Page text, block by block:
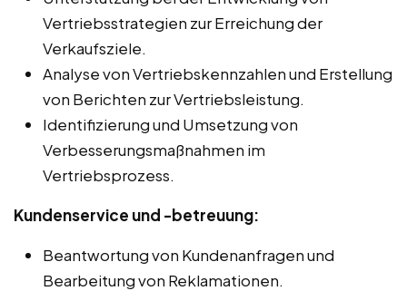
Vertriebsstrategien zur Erreichung der
Verkaufsziele.
Analyse von Vertriebskennzahlen und Erstellung
von Berichten zur Vertriebsleistung.
Identifizierung und Umsetzung von
Verbesserungsmaßnahmen im
Vertriebsprozess.
Kundenservice und -betreuung:
Beantwortung von Kundenanfragen und
Bearbeitung von Reklamationen.